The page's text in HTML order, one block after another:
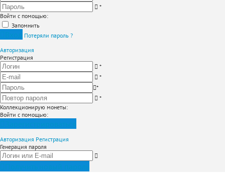
*
Войти с помощью:
Запомнить
Потеряли пароль ?
Авторизация
Регистрация
*
*
*
*
Коллекционирую монеты:
Войти с помощью:
Авторизация Регистрация
Генерация пароля